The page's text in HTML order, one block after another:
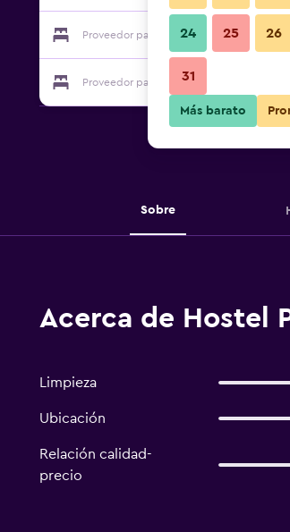
Proveedor para Hostel Pangea
Proveedor para Hostel Pangea
Sobre
Acerca de Hostel
Limpieza
Ubicación
Relación calidad-
precio
24 25 26
31
Más barato